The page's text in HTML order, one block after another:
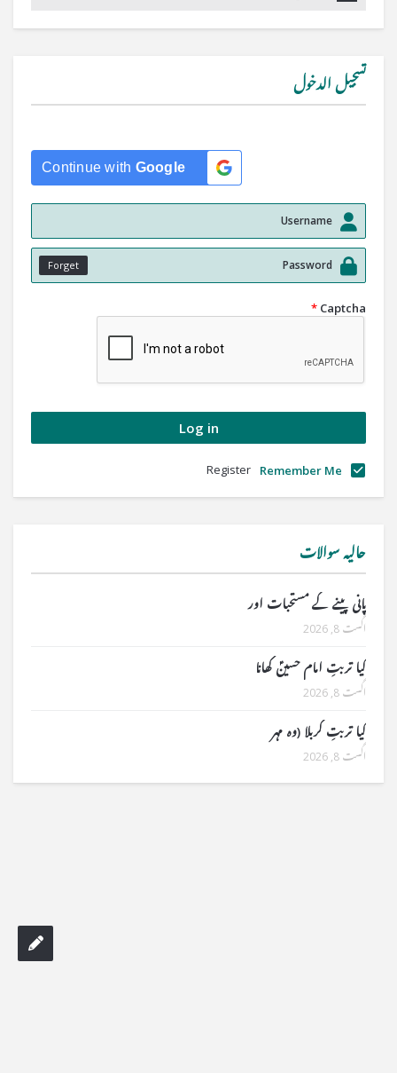
تسجيل الدخول
Continue with Google
Forget
Captcha
*
Remember Me
Register
حالیہ سوالات
پانی پینے کے مستحبات اور
اگست 8, 2026
کیا تربتِ امام حسینؑ کھانا
اگست 8, 2026
کیا تربتِ کربلا (وہ مہر
اگست 8, 2026